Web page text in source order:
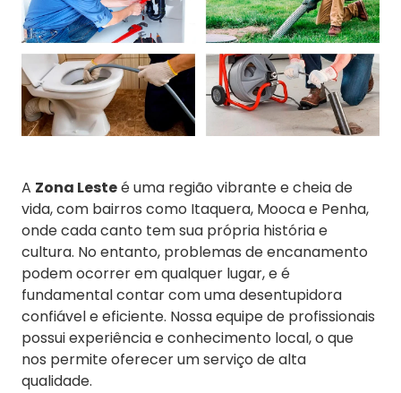
A Zona Lesteé uma região vibrante e cheia de
vida, com bairros como Itaquera, Mooca e Penha,
onde cada canto tem sua própria história e
cultura. No entanto, problemas de encanamento
podem ocorrer em qualquer lugar, e é
fundamental contar com uma desentupidora
confiável e eficiente. Nossa equipe de profissionais
possui experiência e conhecimento local, o que
nos permite oferecer um serviço de alta
qualidade.